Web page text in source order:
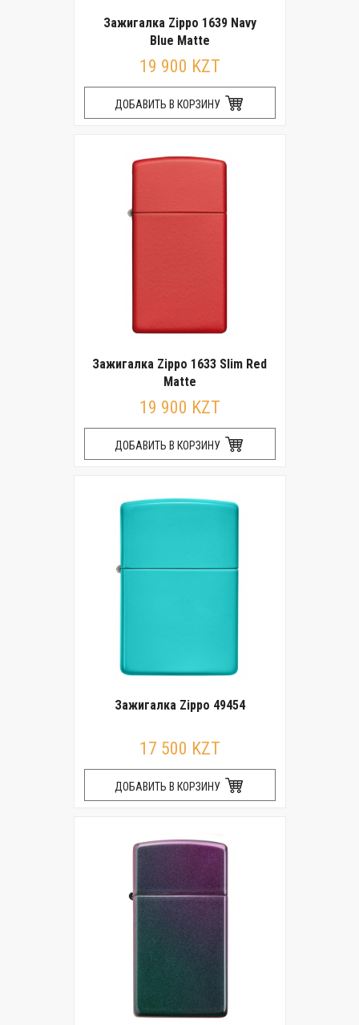
Зажигалка Zippo 1639 Navy
Blue Matte
19 900 KZT
ДОБАВИТЬ В КОРЗИНУ
Зажигалка Zippo 1633 Slim Red
Matte
19 900 KZT
ДОБАВИТЬ В КОРЗИНУ
Зажигалка Zippo 49454
17 500 KZT
ДОБАВИТЬ В КОРЗИНУ